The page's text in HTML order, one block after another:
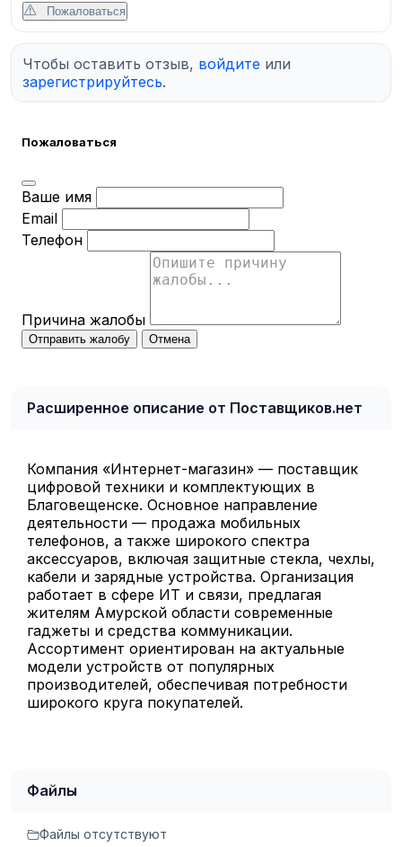
Пожаловаться
Чтобы оставить отзыв, войдите или
зарегистрируйтесь.
Пожаловаться
Ваше имя
Email
Телефон
Причина жалобы
Отправить жалобу Отмена
Расширенное описание от Поставщиков.нет
Компания «Интернет-магазин» — поставщик
цифровой техники и комплектующих в
Благовещенске. Основное направление
деятельности — продажа мобильных
телефонов, а также широкого спектра
аксессуаров, включая защитные стекла, чехлы,
кабели и зарядные устройства. Организация
работает в сфере ИТ и связи, предлагая
жителям Амурской области современные
гаджеты и средства коммуникации.
Ассортимент ориентирован на актуальные
модели устройств от популярных
производителей, обеспечивая потребности
широкого круга покупателей.
Файлы
Файлы отсутствуют